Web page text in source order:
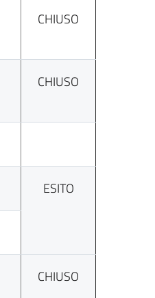
CHIUSO
CHIUSO
ESITO
CHIUSO